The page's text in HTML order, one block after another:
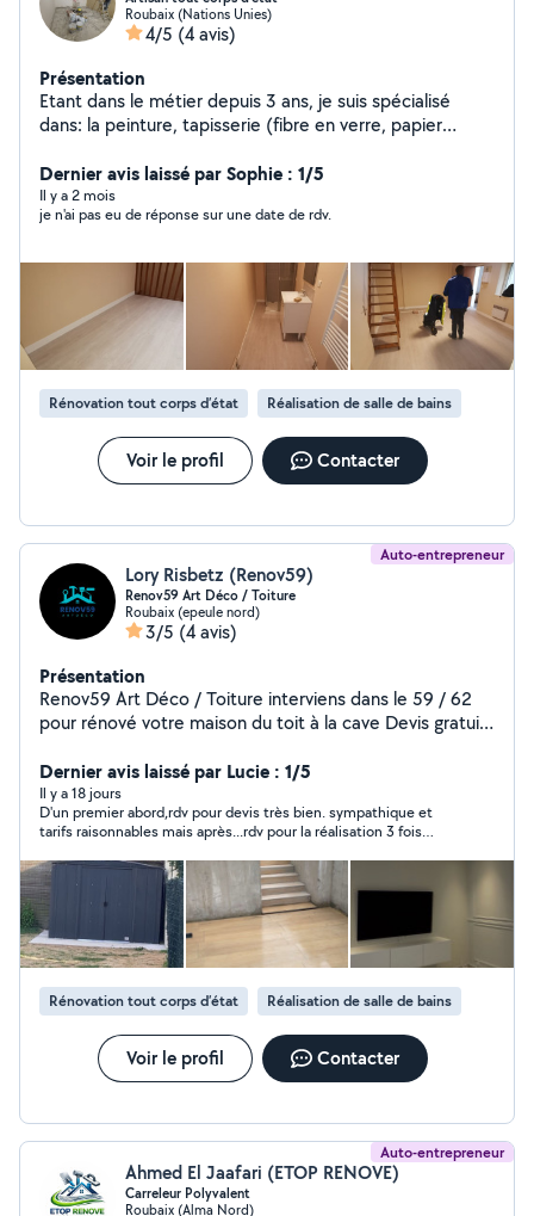
Roubaix (Nations Unies)
4/5 (4 avis)
Présentation
Etant dans le métier depuis 3 ans, je suis spécialisé
dans: la peinture, tapisserie (fibre en verre, papier
un travail propre, professionnel et je suis à l'écoute.
Dernier avis laissé par Sophie : 1/5
Il y a 2 mois
je n'ai pas eu de réponse sur une date de rdv.
Rénovation tout corps d’état Réalisation de salle de bains
Voir le profil Contacter
Auto-entrepreneur
Lory Risbetz (Renov59)
Renov59 Art Déco / Toiture
Roubaix (epeule nord)
3/5 (4 avis)
Présentation
Renov59 Art Déco / Toiture interviens dans le 59 / 62
pour rénové votre maison du toit à la cave Devis gratuit
vingt cinq zéro six Plus de photos vidéo des réalisations
sur nos réseau sociaux ; Renov59 ( snap / whatsap ect )
Dernier avis laissé par Lucie : 1/5
Il y a 18 jours
D'un premier abord,rdv pour devis très bien. sympathique et
tarifs raisonnables mais après...rdv pour la réalisation 3 fois
que les autres...résultat: ne s'est jamais présenté,3 jours
bloqués pour rien, matériel acheté qui reste là et travaux non
effectués. Vraiment pas sérieux ni respectueux, je ne conseille
pas.
Rénovation tout corps d’état Réalisation de salle de bains
Voir le profil Contacter
Auto-entrepreneur
Ahmed El Jaafari (ETOP RENOVE)
Carreleur Polyvalent
Roubaix (Alma Nord)